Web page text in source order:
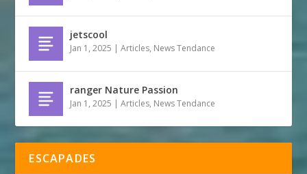
jetscool
Jan 1, 2025 |Articles, News Tendance
ranger Nature Passion
Jan 1, 2025 |Articles, News Tendance
ESCAPADES